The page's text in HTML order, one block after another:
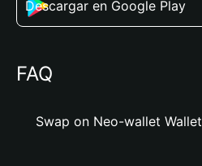
Descargar en Google Play
FAQ
Swap on Neo-wallet Wallet